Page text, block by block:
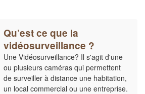
Qu’est ce que la
vidéosurveillance ?
Une Vidéosurveillance? Il s'agit d'une
ou plusieurs caméras qui permettent
de surveiller à distance une habitation,
un local commercial ou une entreprise.